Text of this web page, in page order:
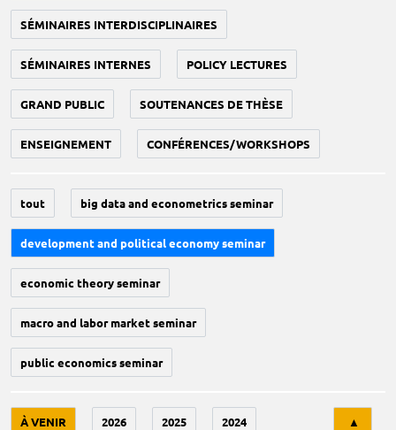
SÉMINAIRES INTERDISCIPLINAIRES
SÉMINAIRES INTERNES POLICY LECTURES
GRAND PUBLIC SOUTENANCES DE THÈSE
ENSEIGNEMENT CONFÉRENCES/WORKSHOPS
tout big data and econometrics seminar
development and political economy seminar
economic theory seminar
macro and labor market seminar
public economics seminar
À VENIR 2026 2025 2024 ▲